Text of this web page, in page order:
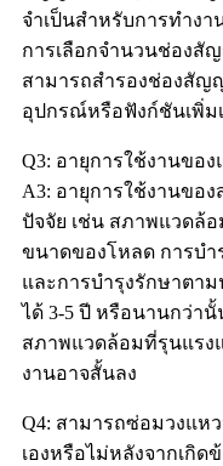
จำเป็นสำหรับการทำง
การเลือกจำนวนช่องสั
สามารถสำรองช่องสัญ
อุปกรณ์หรือฟังก์ชันเพิ่ม
Q3: อายุการใช้งานขอ
A3: อายุการใช้งานขอ
ปัจจัย เช่น สภาพแวดล้
ขนาดของโหลด การบำ
และการบำรุงรักษาตา
ได้ 3-5 ปี หรือนานกว่า
สภาพแวดล้อมที่รุนแรง
งานอาจสั้นลง
Q4: สามารถซ่อมวงแห
เองหรือไม่หลังจากเกิด